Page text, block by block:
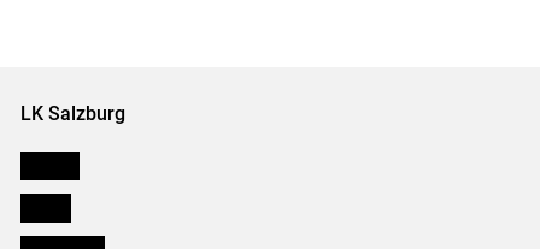
LK Salzburg